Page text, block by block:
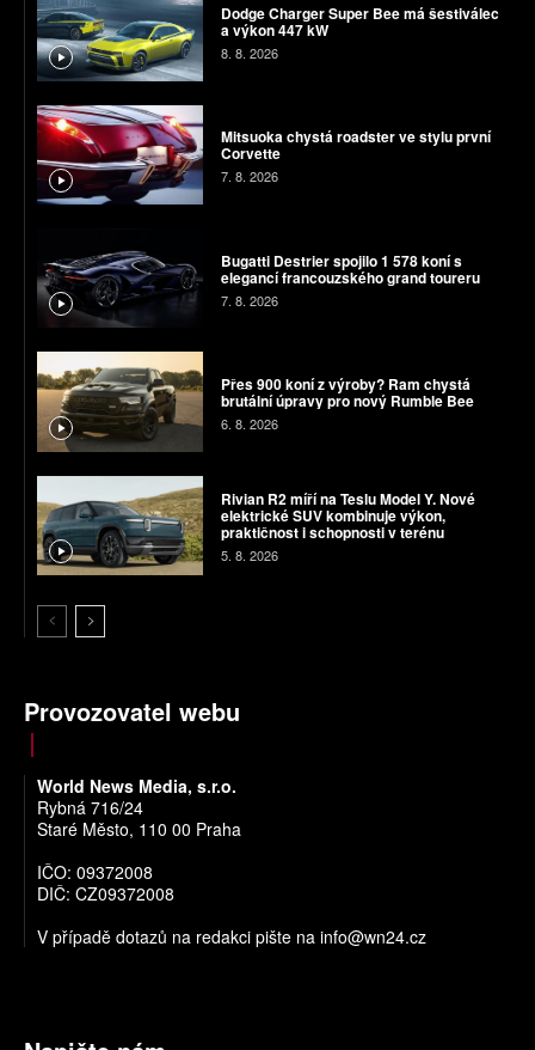
Dodge Charger Super Bee má šestiválec
a výkon 447 kW
8. 8. 2026
Mitsuoka chystá roadster ve stylu první
Corvette
7. 8. 2026
Bugatti Destrier spojilo 1 578 koní s
elegancí francouzského grand toureru
7. 8. 2026
Přes 900 koní z výroby? Ram chystá
brutální úpravy pro nový Rumble Bee
6. 8. 2026
Rivian R2 míří na Teslu Model Y. Nové
elektrické SUV kombinuje výkon,
praktičnost i schopnosti v terénu
5. 8. 2026
Provozovatel webu
World News Media, s.r.o.
Rybná 716/24
Staré Město, 110 00 Praha
IČO: 09372008
DIČ: CZ09372008
V případě dotazů na redakci pište na info@wn24.cz